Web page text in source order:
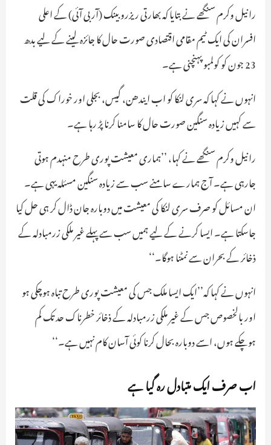
رانیل وکرم سنگھے نے بتایا کہ بھارتی ریزرو بینک (آر بی آئی) کے اعلی
افسران کی ایک ٹیم مقامی اقتصادی صورت حال کا جائزہ لینے کے لیے بدھ
23 جون کو کولمبو پہنچنی ہے۔
انہوں نے کہا کہ سری لنکا کو اب ایندھن، گیس، بجلی اور خوراک کی قلت
سے کہیں زیادہ سنگین صورت حال کا سامنا کرنا پڑ رہا ہے۔
رانیل وکرم سنگھے نے کہا، ’’ہماری معیشت پوری طرح منہدم ہوتی
جارہی ہے۔ آج ہمارے سامنے سب سے زیادہ سنگین مسئلہ یہی ہے۔
ان مسائل کو صرف سری لنکا کی معیشت میں دوبارہ جان ڈال کر ہی حل کیا
جاسکتا ہے۔ ایسا کرنے کے لیے ہمیں سب سے پہلے غیر ملکی زرمبادلہ کے
ذخائر کے بحران سے نمٹنا ہوگا۔‘‘
انہوں نے کہا کہ’’ایک ایسا ملک جس کی معیشت پوری طرح تباہ ہوچکی ہو
اور بالخصوص جس کے غیر ملکی زرمبادلہ کے ذخائر خطرناک حد تک کم
ہوچکے ہوں، اسے دوبارہ بحال کرنا کوئی آسان کام نہیں ہے۔‘‘
اب صرف ایک متبادل رہ گیا ہے